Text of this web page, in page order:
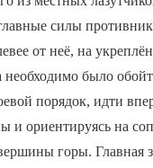
силы
от неё, на
необходимо было
порядок, идти
и ориентируясь на
горы. Главная